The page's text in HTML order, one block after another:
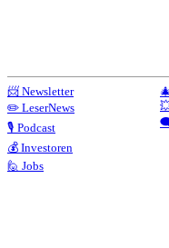
📨 Newsletter
✏️ LeserNews
🎙️ Podcast
💰 Investoren
🙋 Jobs